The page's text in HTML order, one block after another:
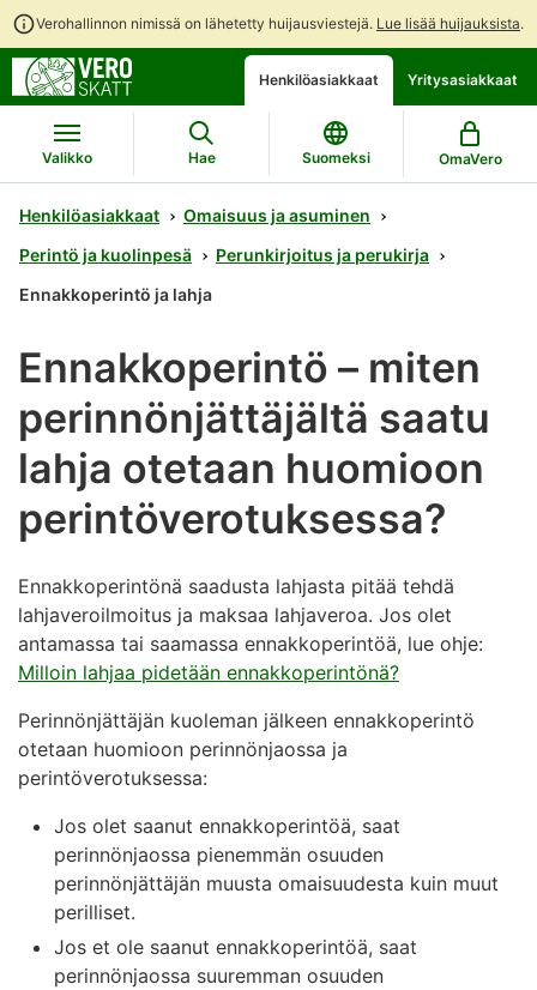
Verohallinnon nimissä on lähetetty huijausviestejä. Lue lisää huijauksista.
Siirry
suoraan
sisältöön
Siirry
koko
sivuston
hakuun
Avaa
chattibotin
keskustelu
Henkilöasiakkaat Yritysasiakkaat
Valikko Hae Suomeksi OmaVero
Henkilöasiakkaat
Omaisuus ja asuminen
Perintö ja kuolinpesä
Perunkirjoitus ja perukirja
Ennakkoperintö ja lahja
Ennakkoperintö – miten
perinnönjättäjältä saatu
lahja otetaan huomioon
perintöverotuksessa?
Ennakkoperintönä saadusta lahjasta pitää tehdä
lahjaveroilmoitus ja maksaa lahjaveroa. Jos olet
antamassa tai saamassa ennakkoperintöä, lue ohje:
Milloin lahjaa pidetään ennakkoperintönä?
Perinnönjättäjän kuoleman jälkeen ennakkoperintö
otetaan huomioon perinnönjaossa ja
perintöverotuksessa:
Jos olet saanut ennakkoperintöä, saat
perinnönjaossa pienemmän osuuden
perinnönjättäjän muusta omaisuudesta kuin muut
perilliset.
Jos et ole saanut ennakkoperintöä, saat
perinnönjaossa suuremman osuuden